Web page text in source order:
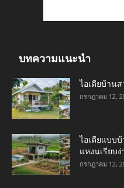
บทความแนะนำ
ไอเดียบ้าน
กรกฎาคม 12,
ไอเดียแบบ
แหงนเรียบง่
กรกฎาคม 12,